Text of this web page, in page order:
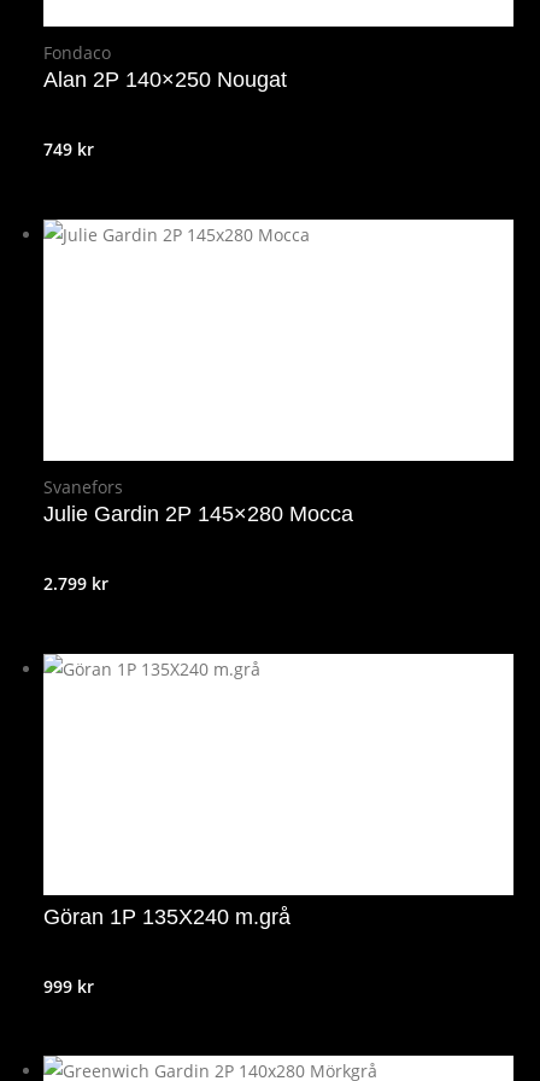
Fondaco
Alan 2P 140×250 Nougat
749 kr
Svanefors
Julie Gardin 2P 145×280 Mocca
2.799 kr
Göran 1P 135X240 m.grå
999 kr